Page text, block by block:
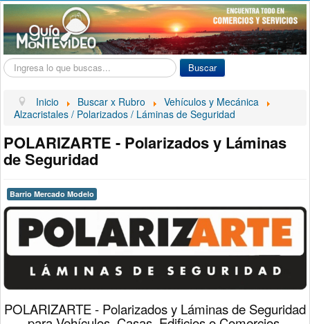
Buscar... Buscar
Inicio Buscar x Rubro
Vehículos y Mecánica
Alzacristales / Polarizados / Láminas de Seguridad
POLARIZARTE - Polarizados y Láminas
de Seguridad
Barrio Mercado Modelo
POLARIZARTE - Polarizados y Láminas de Seguridad